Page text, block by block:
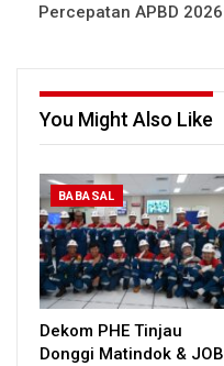
Percepatan APBD 2026
You Might Also Like
BABASAL
Dekom PHE Tinjau
Donggi Matindok & JOB